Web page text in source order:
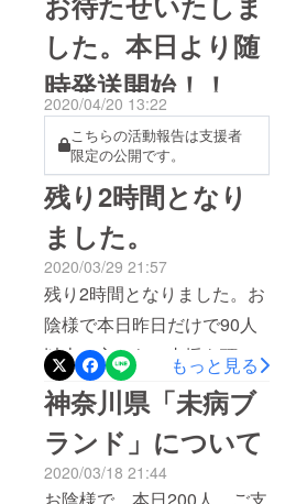
した。本日より随
時発送開始！！
2020/04/20 13:22
こちらの活動報告は支援者
限定の公開です。
残り2時間となり
ました。
2020/03/29 21:57
残り2時間となりました。お
陰様で本日昨日だけで90人
以上の方からご支援を頂き
ました。心より感謝を申し
上げます。発送は4月中旬か
らなるべく早くお届けしま
す。これから日本も予断を
もっと見る
神奈川県「未病ブ
ランド」について
2020/03/18 21:44
お陰様で、本日200人、ご支